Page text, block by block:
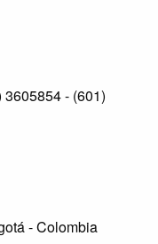
3605854 - (601)
- Colombia